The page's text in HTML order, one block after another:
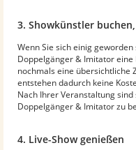
3. Showkünstler
Wenn Sie sich einig
Doppelgänger & Imitator
nochmals eine übersichtliche
entstehen dadurch keine
Nach Ihrer Veranstaltung
Doppelgänger & Imitator zu
4. Live-Show genießen